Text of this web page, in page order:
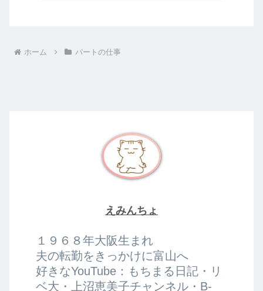
ホーム パートの仕事
えみんちょ
１９６８年大阪生まれ
夫の転勤をきっかけに富山へ
好きなYouTube：もちまる日記・リ
ベ大・上沼恵美子チャンネル・B-